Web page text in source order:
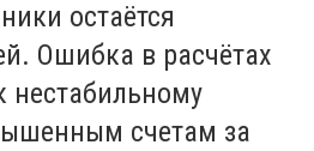
остаётся
Ошибка в расчётах
нестабильному
счетам за